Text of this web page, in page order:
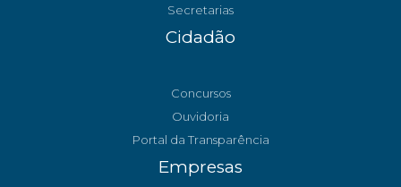
Secretarias
Cidadão
Concursos
Ouvidoria
Portal da Transparência
Empresas